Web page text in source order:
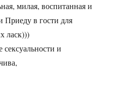
милая, воспитанная и
Приеду в гости для
ласк)))
сексуальности и